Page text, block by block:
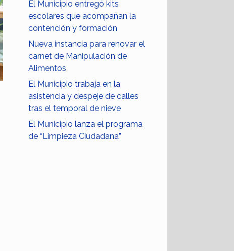
El Municipio entregó kits
escolares que acompañan la
contención y formación
Nueva instancia para renovar el
carnet de Manipulación de
Alimentos
El Municipio trabaja en la
asistencia y despeje de calles
tras el temporal de nieve
El Municipio lanza el programa
de “Limpieza Ciudadana”